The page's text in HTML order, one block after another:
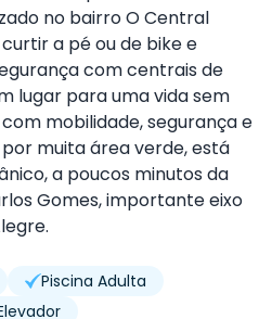
no bairro O Central
a pé ou de bike e
com centrais de
lugar para uma vida sem
mobilidade, segurança e
muita área verde, está
a poucos minutos da
Gomes, importante eixo
Piscina Adulta